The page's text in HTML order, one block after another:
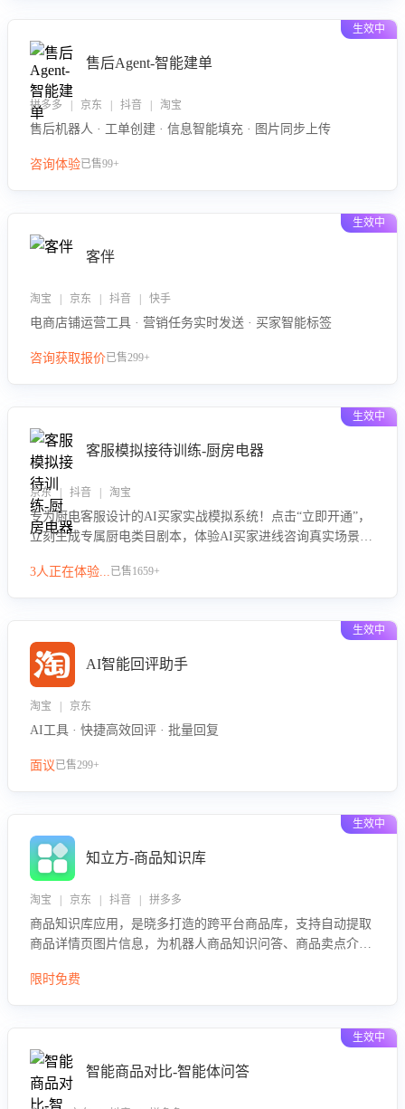
生效中
售后Agent-智能建单
拼多多 | 京东 | 抖音 | 淘宝
售后机器人 · 工单创建 · 信息智能填充 · 图片同步上传
咨询体验已售99+
生效中
客伴
淘宝 | 京东 | 抖音 | 快手
电商店铺运营工具 · 营销任务实时发送 · 买家智能标签
咨询获取报价已售299+
生效中
客服模拟接待训练-厨房电器
京东 | 抖音 | 淘宝
专为厨电客服设计的AI买家实战模拟系统！点击“立即开通”，
立刻生成专属厨电类目剧本，体验AI买家进线咨询真实场景训
技巧！
3人正在体验...已售1659+
生效中
AI智能回评助手
淘宝 | 京东
AI工具 · 快捷高效回评 · 批量回复
面议已售299+
生效中
知立方-商品知识库
淘宝 | 京东 | 抖音 | 拼多多
商品知识库应用，是晓多打造的跨平台商品库，支持自动提取
商品详情页图片信息，为机器人商品知识问答、商品卖点介绍
限时免费
生效中
智能商品对比-智能体问答